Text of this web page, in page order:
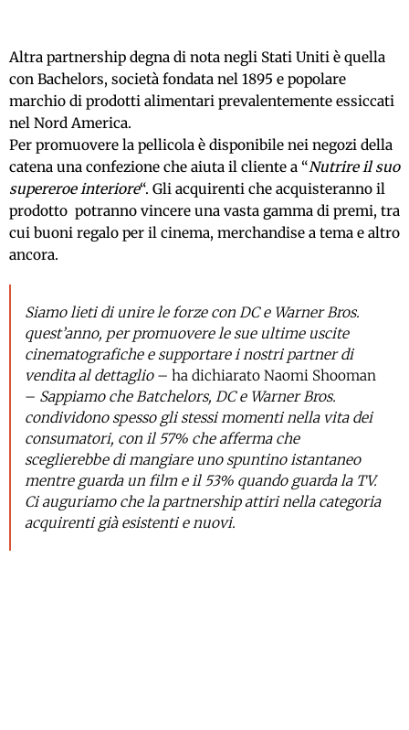
Altra partnership degna di nota negli Stati Uniti è quella
con Bachelors, società fondata nel 1895 e popolare
marchio di prodotti alimentari prevalentemente essiccati
nel Nord America.
Per promuovere la pellicola è disponibile nei negozi della
catena una confezione che aiuta il cliente a “Nutrire il suo
supereroe interiore“. Gli acquirenti che acquisteranno il
prodotto potranno vincere una vasta gamma di premi, tra
cui buoni regalo per il cinema, merchandise a tema e altro
ancora.
Siamo lieti di unire le forze con DC e Warner Bros.
quest’anno, per promuovere le sue ultime uscite
cinematografiche e supportare i nostri partner di
vendita al dettaglio– ha dichiarato Naomi Shooman
– Sappiamo che Batchelors, DC e Warner Bros.
condividono spesso gli stessi momenti nella vita dei
consumatori, con il 57% che afferma che
sceglierebbe di mangiare uno spuntino istantaneo
mentre guarda un film e il 53% quando guarda la TV.
Ci auguriamo che la partnership attiri nella categoria
acquirenti già esistenti e nuovi.